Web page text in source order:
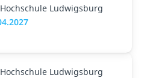
Ludwigsburg
Ludwigsburg